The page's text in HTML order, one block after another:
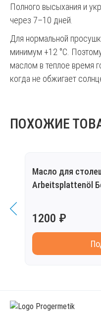
Полного высыхания и
через 7–10 дней.
Для нормальной
минимум +12 °C.
маслом в теплое время
когда не обжигает
ПОХОЖИЕ
Масло для
Arbeitsplattenöl
1200 ₽